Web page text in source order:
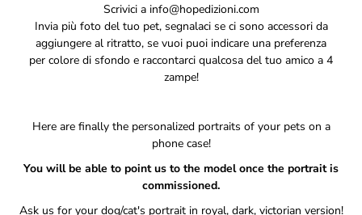
Scrivici a info@hopedizioni.com
Invia più foto del tuo pet, segnalaci se ci sono accessori da
aggiungere al ritratto, se vuoi puoi indicare una preferenza
per colore di sfondo e raccontarci qualcosa del tuo amico a 4
zampe!
Here are finally the personalized portraits of your pets on a
phone case!
You will be able to point us to the model once the portrait is
commissioned.
Ask us for your dog/cat's portrait in royal, dark, victorian version!